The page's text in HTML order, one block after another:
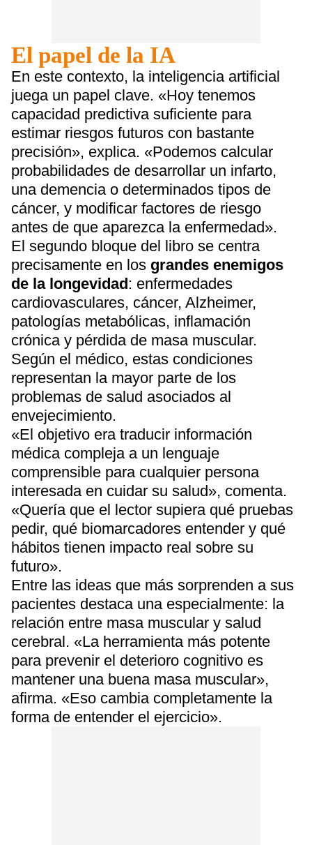
El papel de la IA
En este contexto, la inteligencia artificial
juega un papel clave. «Hoy tenemos
capacidad predictiva suficiente para
estimar riesgos futuros con bastante
precisión», explica. «Podemos calcular
probabilidades de desarrollar un infarto,
una demencia o determinados tipos de
cáncer, y modificar factores de riesgo
antes de que aparezca la enfermedad».
El segundo bloque del libro se centra
precisamente en los grandes enemigos
de la longevidad: enfermedades
cardiovasculares, cáncer, Alzheimer,
patologías metabólicas, inflamación
crónica y pérdida de masa muscular.
Según el médico, estas condiciones
representan la mayor parte de los
problemas de salud asociados al
envejecimiento.
«El objetivo era traducir información
médica compleja a un lenguaje
comprensible para cualquier persona
interesada en cuidar su salud», comenta.
«Quería que el lector supiera qué pruebas
pedir, qué biomarcadores entender y qué
hábitos tienen impacto real sobre su
futuro».
Entre las ideas que más sorprenden a sus
pacientes destaca una especialmente: la
relación entre masa muscular y salud
cerebral. «La herramienta más potente
para prevenir el deterioro cognitivo es
mantener una buena masa muscular»,
afirma. «Eso cambia completamente la
forma de entender el ejercicio».